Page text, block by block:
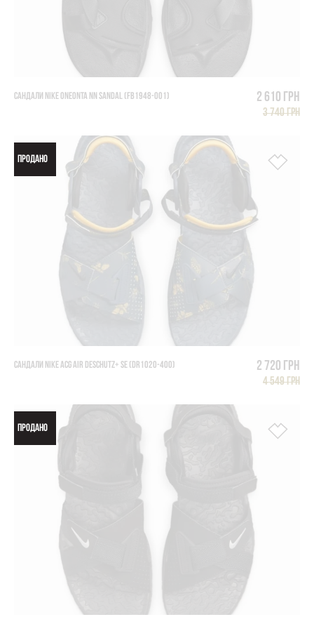
САНДАЛИ NIKE ONEONTA NN SANDAL (FB1948-001) 2 610 грн
3 740 грн
ПРОДАНО
САНДАЛИ NIKE ACG AIR DESCHUTZ+ SE (DR1020-400) 2 720 грн
4 549 грн
ПРОДАНО